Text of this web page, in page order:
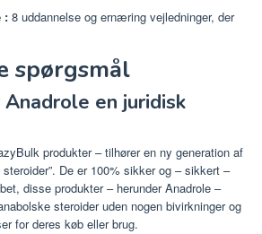
: 8 uddannelse og ernæring vejledninger, der
spørgsmål
en juridisk
produkter – tilhører en ny generation af
De er 100% sikker og – sikkert –
disse produkter – herunder Anadrole –
steroider uden nogen bivirkninger og
for deres køb eller brug.